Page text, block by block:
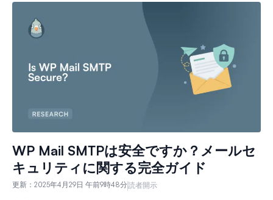
WP Mail SMTPは安全ですか？メールセ
キュリティに関する完全ガイド
更新： 2025年4月29日 午前9時48分読者開示